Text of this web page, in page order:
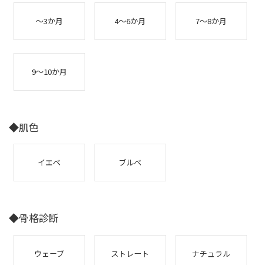
～3か月 4～6か月 7～8か月
9～10か月
◆肌色
イエベ ブルべ
◆骨格診断
ウェーブ ストレート ナチュラル